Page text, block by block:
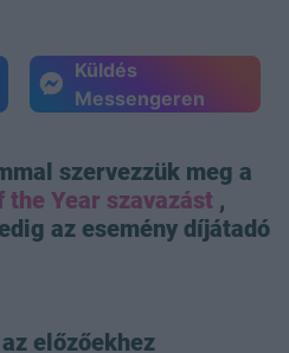
Küldés
Messengeren
szervezzük meg a
the Year szavazást ,
az esemény díjátadó
előzőekhez